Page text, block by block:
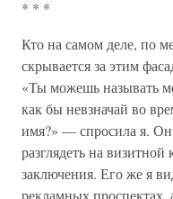
* * *
Кто на самом деле, по
скрывается за этим
«Ты можешь называть
как бы невзначай во
имя?» — спросила я. Он
разглядеть на
заключения. Его же я
рекламных